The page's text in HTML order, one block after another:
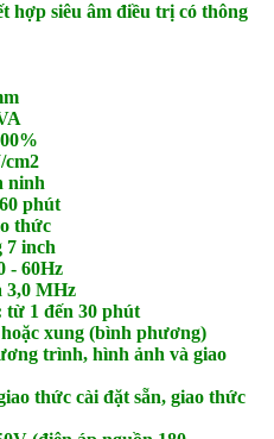
hợp siêu âm điều trị có thông
cm2
ninh
phút
thức
7 inch
- 60Hz
3,0 MHz
1 đến 30 phút
xung (bình phương)
trình, hình ảnh và giao
thức cài đặt sẵn, giao thức